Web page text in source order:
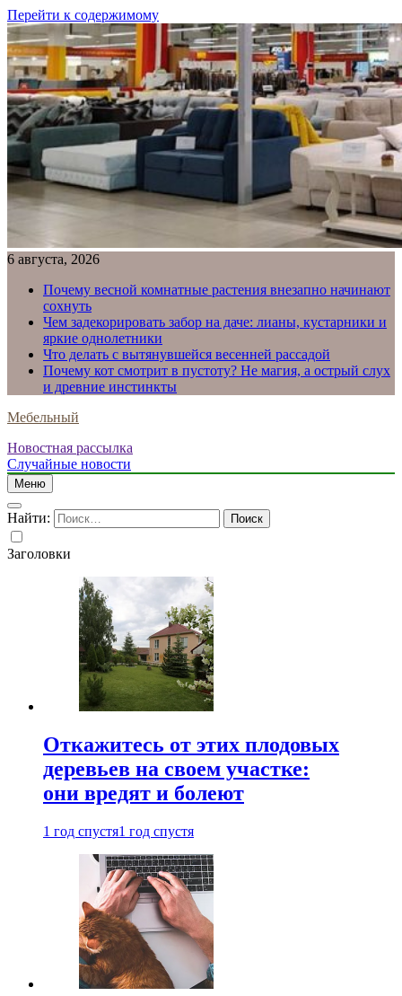
Перейти к содержимому
6 августа, 2026
Почему весной комнатные растения внезапно начинают
сохнуть
Чем задекорировать забор на даче: лианы, кустарники и
яркие однолетники
Что делать с вытянувшейся весенней рассадой
Почему кот смотрит в пустоту? Не магия, а острый слух
и древние инстинкты
Мебельный
Новостная рассылка
Случайные новости
Меню
Найти:
Заголовки
Откажитесь от этих плодовых
деревьев на своем участке:
они вредят и болеют
1 год спустя1 год спустя